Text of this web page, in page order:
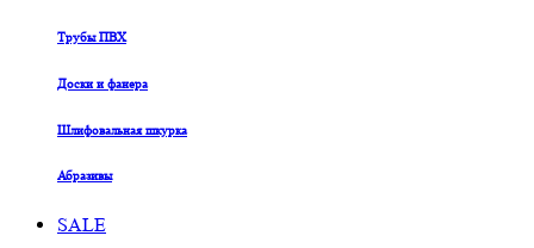
Трубы ПВХ
Доски и фанера
Шлифовальная шкурка
Абразивы
SALE